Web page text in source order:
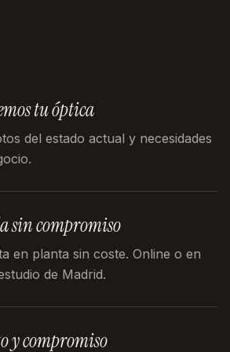
tu óptica
del estado actual y necesidades
sin compromiso
en planta sin coste. Online o en
de Madrid.
y compromiso